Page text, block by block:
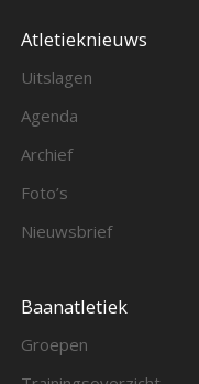
Atletieknieuws
Uitslagen
Agenda
Archief
Foto’s
Nieuwsbrief
Baanatletiek
Groepen